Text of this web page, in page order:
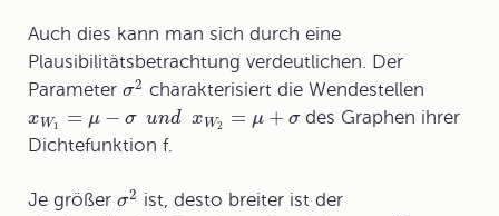
Auch dies kann man sich durch eine
Plausibilitätsbetrachtung verdeutlichen. Der
Parameter σ2 charakterisiert die Wendestellen
xW1 = μ − σ und xW2 = μ + σdes Graphen ihrer
Dichtefunktion f.
Je größer σ2 ist, desto breiter ist der